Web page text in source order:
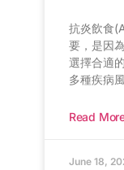
抗炎飲食
要，是因
選擇合適
多種疾病風
Read
June 18,